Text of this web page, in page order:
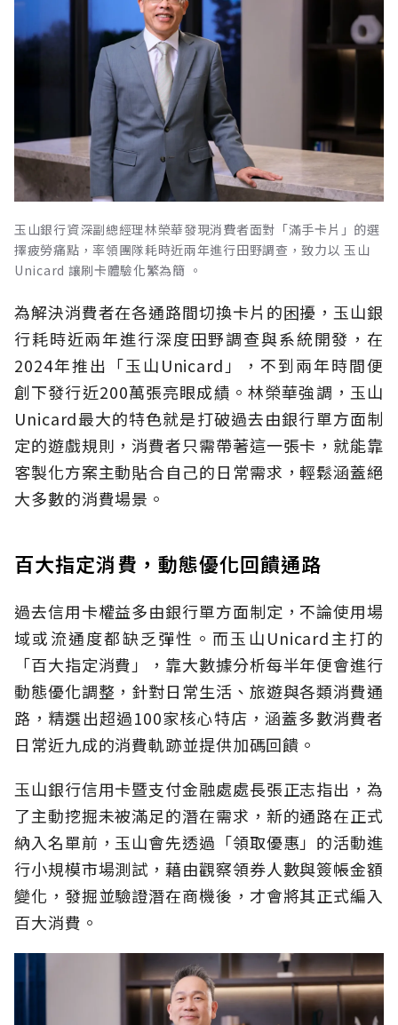
玉山銀行資深副總經理林榮華發現消費者面對「滿手卡片」的選
擇疲勞痛點，率領團隊耗時近兩年進行田野調查，致力以 玉山
Unicard 讓刷卡體驗化繁為簡 。
為解決消費者在各通路間切換卡片的困擾，玉山銀
行耗時近兩年進行深度田野調查與系統開發，在
2024年推出「玉山Unicard」，不到兩年時間便
創下發行近200萬張亮眼成績。林榮華強調，玉山
Unicard最大的特色就是打破過去由銀行單方面制
定的遊戲規則，消費者只需帶著這一張卡，就能靠
客製化方案主動貼合自己的日常需求，輕鬆涵蓋絕
大多數的消費場景。
百大指定消費，動態優化回饋通路
過去信用卡權益多由銀行單方面制定，不論使用場
域或流通度都缺乏彈性。而玉山Unicard主打的
「百大指定消費」，靠大數據分析每半年便會進行
動態優化調整，針對日常生活、旅遊與各類消費通
路，精選出超過100家核心特店，涵蓋多數消費者
日常近九成的消費軌跡並提供加碼回饋。
玉山銀行信用卡暨支付金融處處長張正志指出，為
了主動挖掘未被滿足的潛在需求，新的通路在正式
納入名單前，玉山會先透過「領取優惠」的活動進
行小規模市場測試，藉由觀察領券人數與簽帳金額
變化，發掘並驗證潛在商機後，才會將其正式編入
百大消費。